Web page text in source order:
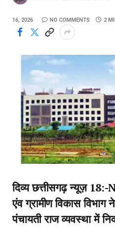
16, 2026 NO COMMENTS 2
दिव्य छत्तीसगढ़ न्यूज़
एंव ग्रामीण विकास विभाग
पंचायती राज व्यवस्था में